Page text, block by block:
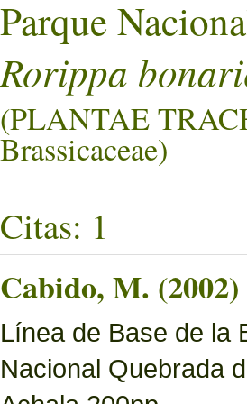
Parque
Rorippa
(PLANTAE
Brassicaceae)
Citas: 1
Cabido, M. (2002)
Línea de Base de la
Nacional Quebrada